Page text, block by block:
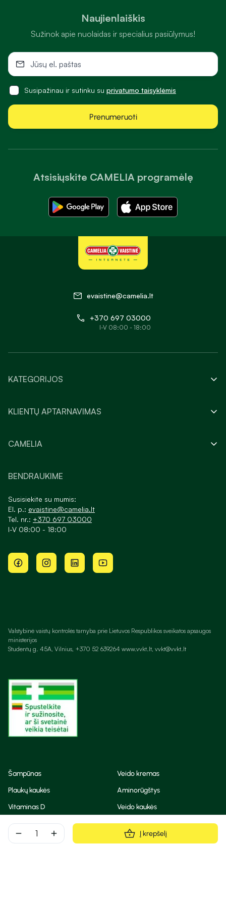
remove add Į krepšelį
Atsisiųskite CAMELIA programėlę
Naujienlaiškis
Sužinok apie nuolaidas ir specialius pasiūlymus!
Susipažinau ir sutinku su privatumo taisyklėmis
Prenumeruoti
evaistine@camelia.lt
+370 697 03000
I-V 08:00 - 18:00
KATEGORIJOS
KLIENTŲ APTARNAVIMAS
CAMELIA
BENDRAUKIME
Susisiekite su mumis:
El. p.: evaistine@camelia.lt
Tel. nr.: +370 697 03000
I-V 08:00 - 18:00
Valstybinė vaistų kontrolės tarnyba prie Lietuvos Respublikos sveikatos apsaugos
ministerijos
Studentų g. 45A, Vilnius, +370 52 639264 www.vvkt.lt, vvkt@vvkt.lt
Šampūnas
Veido kremas
Plaukų kaukės
Aminorūgštys
Vitaminas D
Veido kaukės
Korėjietiška kosmetika
Eteriniai aliejai
Dezodorantas
BB ir CC kremas